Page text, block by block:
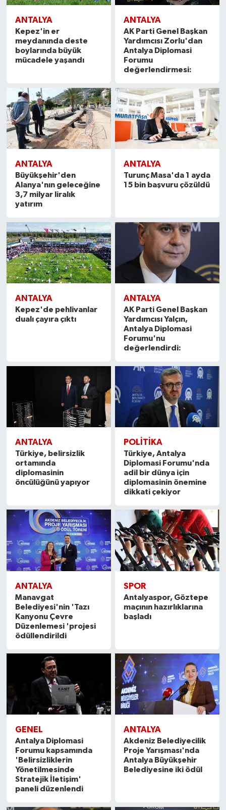
ANTALYA
Kepez'in er
meydanında deste
boylarında büyük
mücadele yaşandı
ANTALYA
AK Parti Genel Başkan
Yardımcısı Zorlu'dan
Antalya Diplomasi
Forumu
değerlendirmesi:
ANTALYA
Büyükşehir'den
Alanya'nın geleceğine
3,7 milyar liralık
yatırım
ANTALYA
Turunç Masa'da 1 ayda
15 bin başvuru çözüldü
ANTALYA
Kepez'de pehlivanlar
dualı çayıra çıktı
ANTALYA
AK Parti Genel Başkan
Yardımcısı Yalçın,
Antalya Diplomasi
Forumu'nu
değerlendirdi:
ANTALYA
Türkiye, belirsizlik
ortamında
diplomasinin
öncülüğünü yapıyor
POLITIKA
Türkiye, Antalya
Diplomasi Forumu'nda
adil bir dünya için
diplomasinin önemine
dikkati çekiyor
ANTALYA
Manavgat
Belediyesi'nin 'Tazı
Kanyonu Çevre
Düzenlemesi 'projesi
ödüllendirildi
SPOR
Antalyaspor, Göztepe
maçının hazırlıklarına
başladı
GENEL
Antalya Diplomasi
Forumu kapsamında
'Belirsizliklerin
Yönetilmesinde
Stratejik İletişim'
paneli düzenlendi
ANTALYA
Akdeniz Belediyecilik
Proje Yarışması'nda
Antalya Büyükşehir
Belediyesine iki ödül